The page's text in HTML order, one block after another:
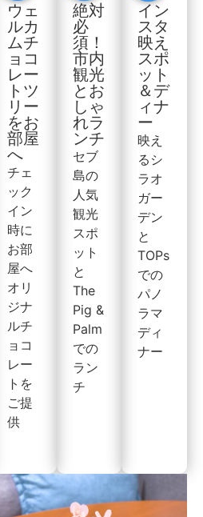
ウェ
ルカ
ムチ
ョコ
レー
トツ
リー
をお
部屋
へ
チェ
ック
イン
時に
お部
屋へ
オリ
ジナ
ルチ
ョコ
レー
トを
ご提
供
絶対
必
須！
市内
観光
とお
しゃ
れラ
ンチ
セブ
島の
人気
観光
スポ
ット
と
The
Pig &
Palm
での
ラン
チ
イン
スタ
映え
スポ
ット
＆デ
ィナ
ー
映え
るシ
ラオ
ガー
デン
と
TOPs
での
パノ
ラマ
ディ
ナー